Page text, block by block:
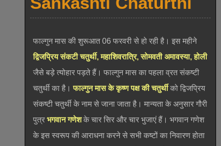
फाल्गुन मास की शुरूआत 06 फरवरी से हो रही है। इस महीने
द्विजप्रिय संकटी चतुर्थी, महाशिवरात्रि, सोमवती अमावस्या, होली
जैसे बड़े त्योहार पड़ते हैं। फाल्गुन मास का पहला व्रत संकष्टी
चतुर्थी का है।फाल्गुन मास के कृष्ण पक्ष की चतुर्थीको द्विजप्रिय
संकष्टी चतुर्थी के नाम से जाना जाता है। मान्यता के अनुसार गौरी
पुत्रभगवान गणेशके चार सिर और चार भुजाएं हैं। भगवान गणेश
के इस स्वरूप की आराधना करने से सभी कष्टों का निवारण होता